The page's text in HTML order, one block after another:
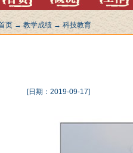
页 →教学成绩 → 科技教育
[日期：2019-09-17]